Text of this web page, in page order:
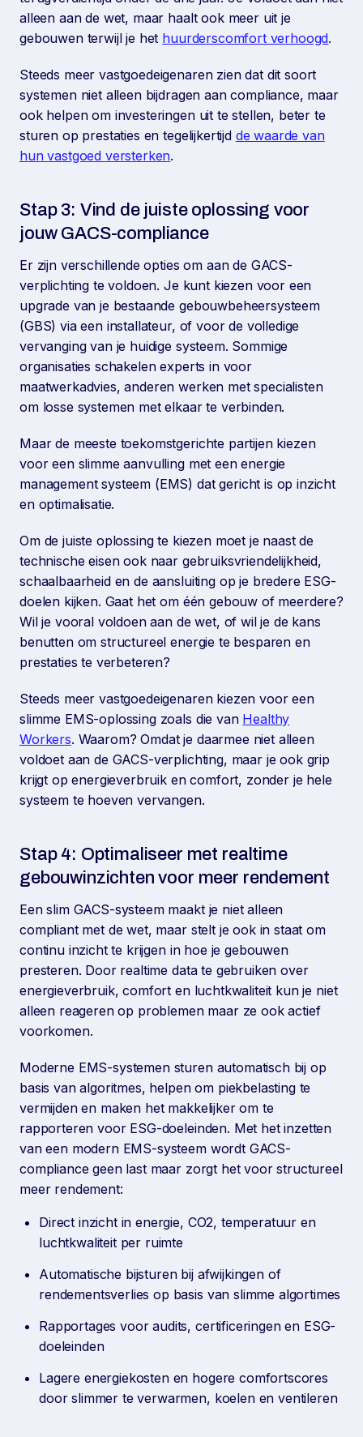
alleen aan de wet, maar haalt ook meer uit je
gebouwen terwijl je het huurderscomfort verhoogd.
Steeds meer vastgoedeigenaren zien dat dit soort
systemen niet alleen bijdragen aan compliance, maar
ook helpen om investeringen uit te stellen, beter te
sturen op prestaties en tegelijkertijd de waarde van
hun vastgoed versterken.
Stap 3: Vind de juiste oplossing voor
jouw GACS-compliance
Er zijn verschillende opties om aan de GACS-
verplichting te voldoen. Je kunt kiezen voor een
upgrade van je bestaande gebouwbeheersysteem
(GBS) via een installateur, of voor de volledige
vervanging van je huidige systeem. Sommige
organisaties schakelen experts in voor
maatwerkadvies, anderen werken met specialisten
om losse systemen met elkaar te verbinden.
Maar de meeste toekomstgerichte partijen kiezen
voor een slimme aanvulling met een energie
management systeem (EMS) dat gericht is op inzicht
en optimalisatie.
Om de juiste oplossing te kiezen moet je naast de
technische eisen ook naar gebruiksvriendelijkheid,
schaalbaarheid en de aansluiting op je bredere ESG-
doelen kijken. Gaat het om één gebouw of meerdere?
Wil je vooral voldoen aan de wet, of wil je de kans
benutten om structureel energie te besparen en
prestaties te verbeteren?
Steeds meer vastgoedeigenaren kiezen voor een
slimme EMS-oplossing zoals die van Healthy
Workers. Waarom? Omdat je daarmee niet alleen
voldoet aan de GACS-verplichting, maar je ook grip
krijgt op energieverbruik en comfort, zonder je hele
systeem te hoeven vervangen.
Stap 4: Optimaliseer met realtime
gebouwinzichten voor meer rendement
Een slim GACS-systeem maakt je niet alleen
compliant met de wet, maar stelt je ook in staat om
continu inzicht te krijgen in hoe je gebouwen
presteren. Door realtime data te gebruiken over
energieverbruik, comfort en luchtkwaliteit kun je niet
alleen reageren op problemen maar ze ook actief
voorkomen.
Moderne EMS-systemen sturen automatisch bij op
basis van algoritmes, helpen om piekbelasting te
vermijden en maken het makkelijker om te
rapporteren voor ESG-doeleinden. Met het inzetten
van een modern EMS-systeem wordt GACS-
compliance geen last maar zorgt het voor structureel
meer rendement:
Direct inzicht in energie, CO2, temperatuur en
luchtkwaliteit per ruimte
Automatische bijsturen bij afwijkingen of
rendementsverlies op basis van slimme algortimes
Rapportages voor audits, certificeringen en ESG-
doeleinden
Lagere energiekosten en hogere comfortscores
door slimmer te verwarmen, koelen en ventileren